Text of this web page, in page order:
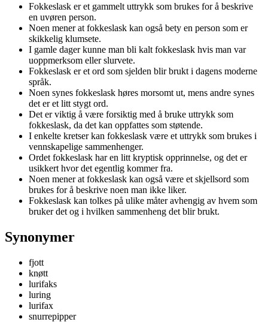
Fokkeslask er et gammelt uttrykk som brukes for å beskrive
en uvøren person.
Noen mener at fokkeslask kan også bety en person som er
skikkelig klumsete.
I gamle dager kunne man bli kalt fokkeslask hvis man var
uoppmerksom eller slurvete.
Fokkeslask er et ord som sjelden blir brukt i dagens moderne
språk.
Noen synes fokkeslask høres morsomt ut, mens andre synes
det er et litt stygt ord.
Det er viktig å være forsiktig med å bruke uttrykk som
fokkeslask, da det kan oppfattes som støtende.
I enkelte kretser kan fokkeslask være et uttrykk som brukes i
vennskapelige sammenhenger.
Ordet fokkeslask har en litt kryptisk opprinnelse, og det er
usikkert hvor det egentlig kommer fra.
Noen mener at fokkeslask kan også være et skjellsord som
brukes for å beskrive noen man ikke liker.
Fokkeslask kan tolkes på ulike måter avhengig av hvem som
bruker det og i hvilken sammenheng det blir brukt.
Synonymer
fjott
knøtt
lurifaks
luring
lurifax
snurrepipper